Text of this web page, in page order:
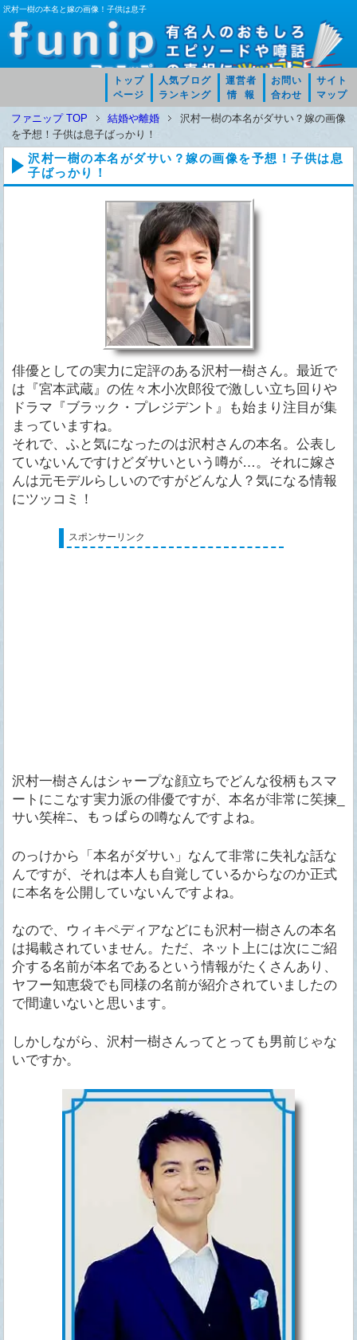
沢村一樹の本名と嫁の画像！子供は息子
サイト
マップ
お問い
合わせ
運営者
情 報
人気ブログ
ランキング
トップ
ページ
ファニップ TOP 結婚や離婚
沢村一樹の本名がダサい？嫁の画像
を予想！子供は息子ばっかり！
沢村一樹の本名がダサい？嫁の画像を予想！子供は息
子ばっかり！
俳優としての実力に定評のある沢村一樹さん。最近で
は『宮本武蔵』の佐々木小次郎役で激しい立ち回りや
ドラマ『ブラック・プレジデント』も始まり注目が集
まっていますね。
それで、ふと気になったのは沢村さんの本名。公表し
ていないんですけどダサいという噂が…。それに嫁さ
んは元モデルらしいのですがどんな人？気になる情報
にツッコミ！
スポンサーリンク
沢村一樹さんはシャープな顔立ちでどんな役柄もスマ
ートにこなす実力派の俳優ですが、本名が非常に笶揀_
サい笶桙ﾆ、もっぱらの噂なんですよね。
のっけから「本名がダサい」なんて非常に失礼な話な
んですが、それは本人も自覚しているからなのか正式
に本名を公開していないんですよね。
なので、ウィキペディアなどにも沢村一樹さんの本名
は掲載されていません。ただ、ネット上には次にご紹
介する名前が本名であるという情報がたくさんあり、
ヤフー知恵袋でも同様の名前が紹介されていましたの
で間違いないと思います。
しかしながら、沢村一樹さんってとっても男前じゃな
いですか。